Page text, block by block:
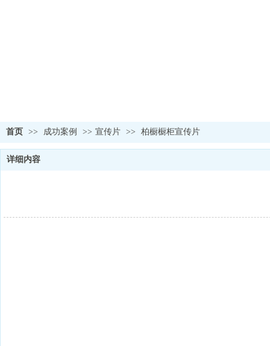
首页 >> 成功案例 >> 宣传片 >> 柏橱橱柜宣传片
详细内容